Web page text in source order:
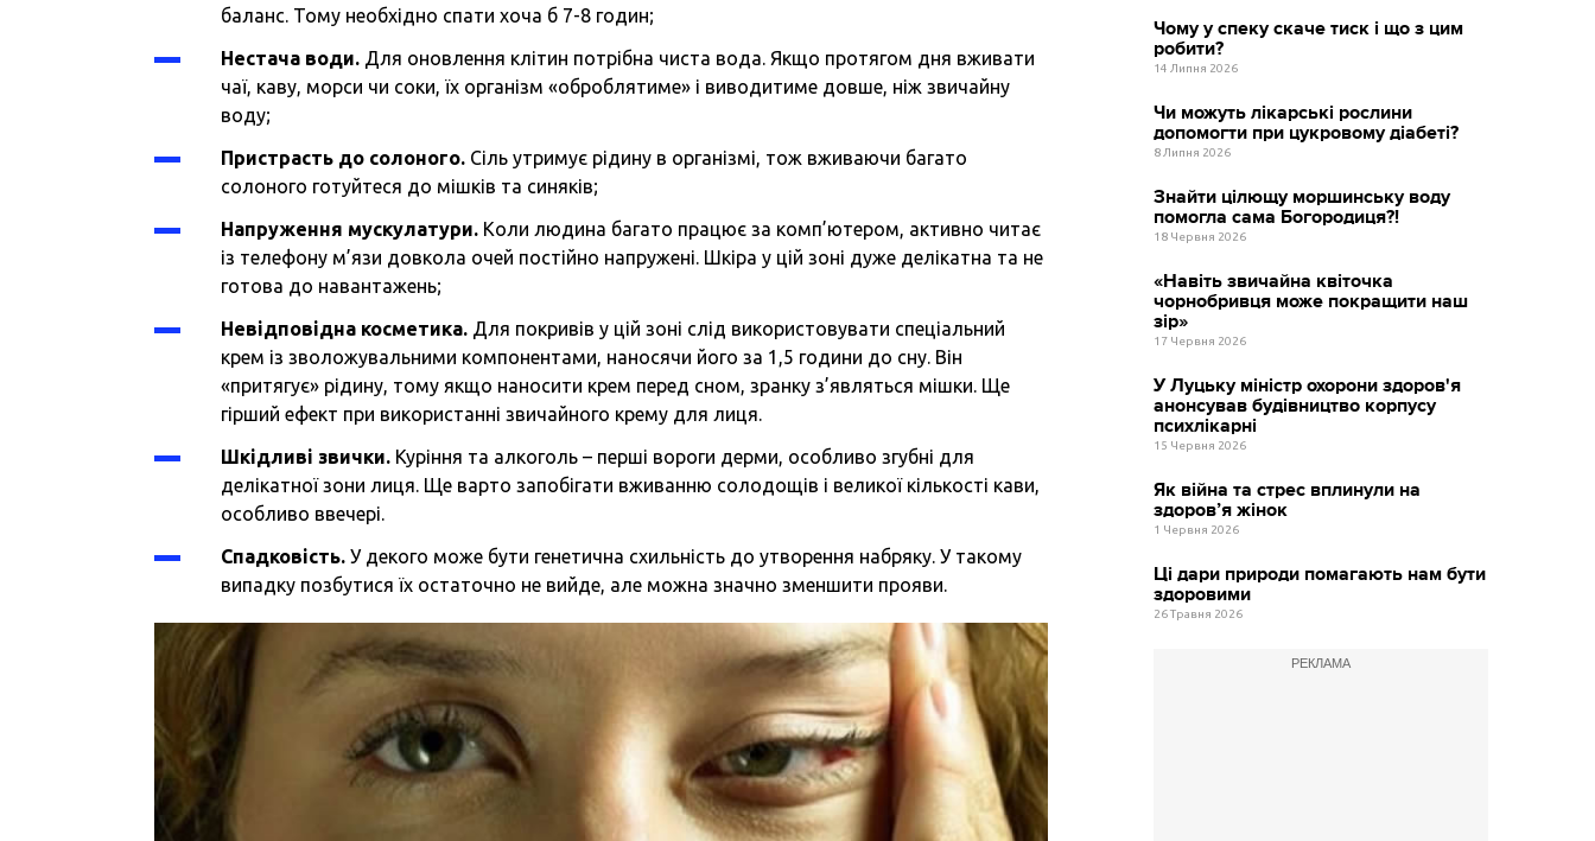
баланс. Тому необхідно спати хоча б 7-8 годин;
Нестача води. Для оновлення клітин потрібна чиста вода. Якщо протягом дня вживати
чаї, каву, морси чи соки, їх організм «оброблятиме» і виводитиме довше, ніж звичайну
воду;
Пристрасть до солоного. Сіль утримує рідину в організмі, тож вживаючи багато
солоного готуйтеся до мішків та синяків;
Напруження мускулатури. Коли людина багато працює за комп’ютером, активно читає
із телефону м’язи довкола очей постійно напружені. Шкіра у цій зоні дуже делікатна та не
готова до навантажень;
Невідповідна косметика. Для покривів у цій зоні слід використовувати спеціальний
крем із зволожувальними компонентами, наносячи його за 1,5 години до сну. Він
«притягує» рідину, тому якщо наносити крем перед сном, зранку з’являться мішки. Ще
гірший ефект при використанні звичайного крему для лиця.
Шкідливі звички. Куріння та алкоголь – перші вороги дерми, особливо згубні для
делікатної зони лиця. Ще варто запобігати вживанню солодощів і великої кількості кави,
особливо ввечері.
Спадковість. У декого може бути генетична схильність до утворення набряку. У такому
випадку позбутися їх остаточно не вийде, але можна значно зменшити прояви.
Чому у спеку скаче тиск і що з цим
робити?
14 Липня 2026
Чи можуть лікарські рослини
допомогти при цукровому діабеті?
8 Липня 2026
Знайти цілющу моршинську воду
помогла сама Богородиця?!
18 Червня 2026
«Навіть звичайна квіточка
чорнобривця може покращити наш
зір»
17 Червня 2026
У Луцьку міністр охорони здоров'я
анонсував будівництво корпусу
психлікарні
15 Червня 2026
Як війна та стрес вплинули на
здоров’я жінок
1 Червня 2026
Ці дари природи помагають нам бути
здоровими
26 Травня 2026
РЕКЛАМА